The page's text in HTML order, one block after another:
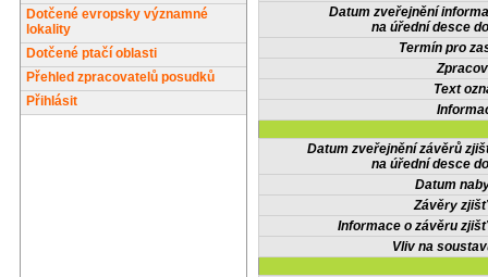
Dotčené evropsky významné
lokality
Dotčené ptačí oblasti
Přehled zpracovatelů posudků
Přihlásit
Datum zveřejnění
na úřední desce
Termín pro
Text
Datum zveřejnění závěrů
na úřední desce
Datum
Závěry
Informace o závěru
Vliv na